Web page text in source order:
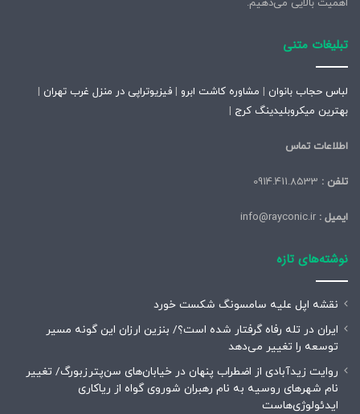
اهمیت بالایی می‌دهیم.
تبلیغات متنی
لباس حجاب بانوان | مشاوره کاشت ابرو | فیزیوتراپی در منزل غرب تهران |
بهترین میکروبلیدینگ کرج |
اطلاعات تماس
تلفن :
ایمیل :
نوشته‌های تازه
نقشه اپل علیه سامسونگ شکست خورد
ایران در تله رفاه گرفتار شده است؟/ بنزین ارزان این گونه مسیر
توسعه را تغییر می‌دهد
روایت زیدآبادی از اضطراب پنهان در خیابان‌های سن‌پترزبورگ/ تغییر
نام شهرهای روسیه به نام رهبران شوروی گواه از ریاکاری
ایدئولوژی‌هاست